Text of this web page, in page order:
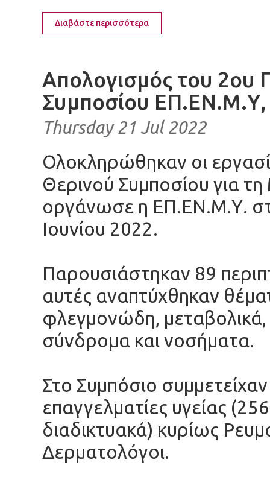
Διαβάστε περισσότερα
Απολογισμός του 2ου
Συμποσίου ΕΠ.ΕΝ.Μ.Υ,
Thursday 21 Jul 2022
Ολοκληρώθηκαν οι
Θερινού Συμποσίου για
οργάνωσε η ΕΠ.ΕΝ.Μ.Υ.
Ιουνίου 2022.
Παρουσιάστηκαν 89
αυτές αναπτύχθηκαν
φλεγμονώδη, μεταβολικά,
σύνδρομα και νοσήματα.
Στο Συμπόσιο
επαγγελματίες υγείας
διαδικτυακά) κυρίως
Δερματολόγοι.